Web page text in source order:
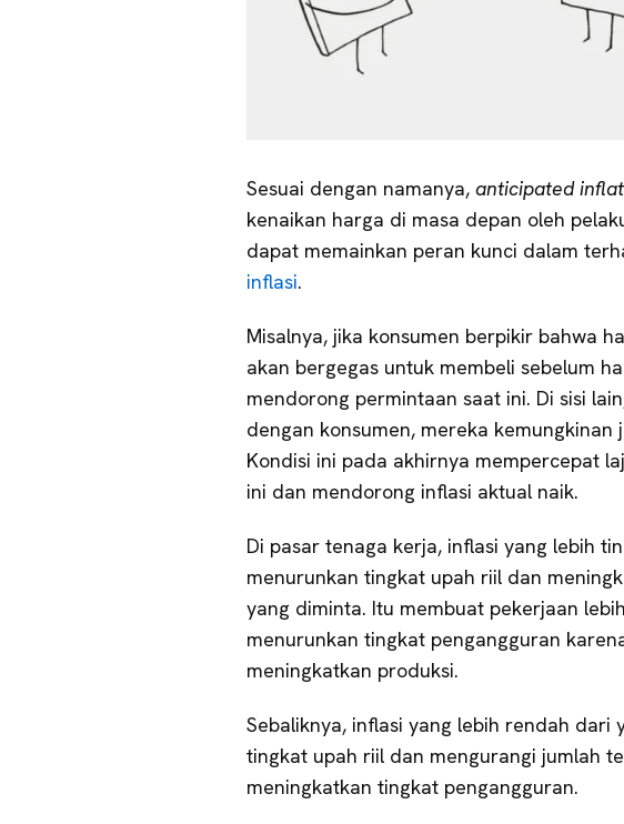
Sesuai dengan namanya, anticipated
kenaikan harga di masa depan oleh
dapat memainkan peran kunci dalam
inflasi.
Misalnya, jika konsumen berpikir bahwa
akan bergegas untuk membeli sebelum
mendorong permintaan saat ini. Di sisi
dengan konsumen, mereka kemungkinan
Kondisi ini pada akhirnya mempercepat
ini dan mendorong inflasi aktual naik.
Di pasar tenaga kerja, inflasi yang lebih
menurunkan tingkat upah riil dan
yang diminta. Itu membuat pekerjaan
menurunkan tingkat pengangguran
meningkatkan produksi.
Sebaliknya, inflasi yang lebih rendah dari
tingkat upah riil dan mengurangi jumlah
meningkatkan tingkat pengangguran.